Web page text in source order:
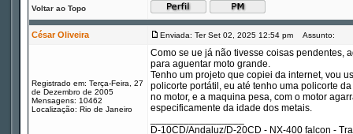
Voltar ao Topo
César Oliveira Enviada: Ter Set 02, 2025 12:54 pm Assunto:
Registrado em: Terça-Feira, 27
de Dezembro de 2005
Mensagens: 10462
Localização: Rio de Janeiro
Como se ue já não tivesse coisas pendentes,
para aguentar moto grande.
Tenho um projeto que copiei da internet, vou
policorte portátil, eu até tenho uma policorte
no motor, e a maquina pesa, com o motor
especificamente da idade dos metais.
D-10CD/Andaluz/D-20CD - NX-400 falcon -